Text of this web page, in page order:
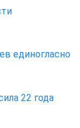
единогласно
22 года